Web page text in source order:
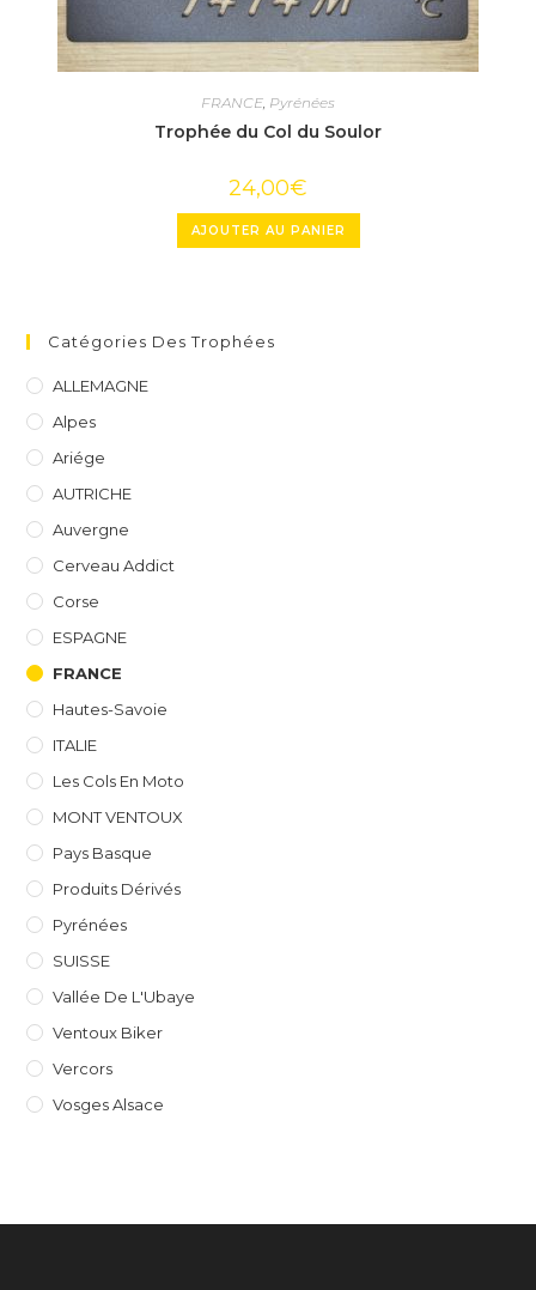
FRANCE Pyrénées
Trophée du Col du Soulor
24,00€
AJOUTER AU PANIER
Catégories Des Trophées
ALLEMAGNE
Alpes
Ariége
AUTRICHE
Auvergne
Cerveau Addict
Corse
ESPAGNE
FRANCE
Hautes-Savoie
ITALIE
Les Cols En Moto
MONT VENTOUX
Pays Basque
Produits Dérivés
Pyrénées
SUISSE
Vallée De L'Ubaye
Ventoux Biker
Vercors
Vosges Alsace